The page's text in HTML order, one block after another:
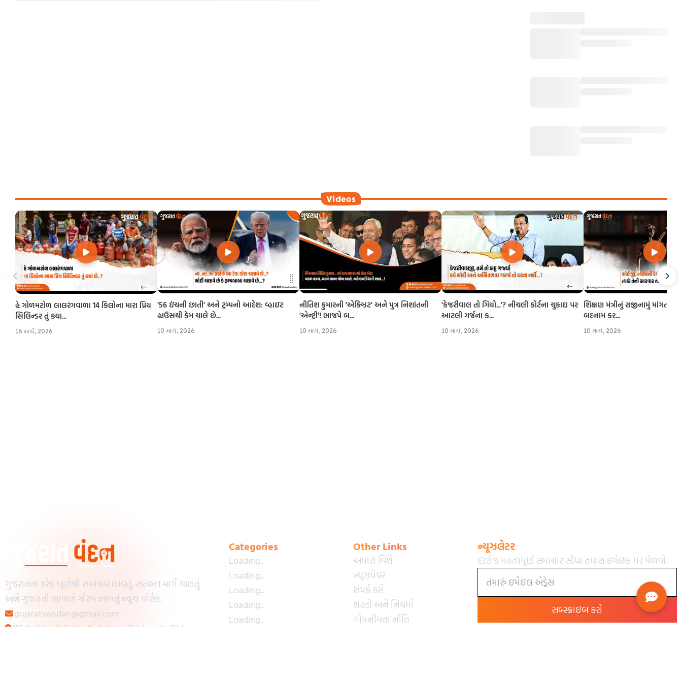
Videos
હે ગોળમટોળ લાલરંગવાળા 14 કિલોના મારા પ્રિય
સિલિન્ડર તું ક્યા...
16 માર્ચ, 2026
'56 ઇંચની છાતી' અને ટ્રમ્પનો આદેશ: વ્હાઇટ
હાઉસથી કેમ ચાલે છે...
10 માર્ચ, 2026
નીતિશ કુમારની 'એક્ઝિટ' અને પુત્ર નિશાંતની
'એન્ટ્રી'! ભાજપે બ...
10 માર્ચ, 2026
'કેજરીવાલ તો ગિયો...'? નીચલી કોર્ટના ચુકાદા પર
આટલી ગર્જના ક...
10 માર્ચ, 2026
શિક્ષણ મંત્રીનું રાજીનામું માંગતા
બદનામ કર...
10 માર્ચ, 2026
ગુજરાતના દરેક ખૂણેથી સમાચાર લાવતું, સત્યના માર્ગે ચાલતું
અને ગુજરાતી ભાષાને ગૌરવ આપતું ન્યૂઝ પોર્ટલ.
gujaratvandan@gmail.com
615, Lobby-2, Sakar-9, Ashram Rd, beside Old
Categories
Loading...
Loading...
Loading...
Loading...
Loading...
Other Links
અમારા વિશે
ન્યૂઝપેપર
સંપર્ક કરો
શરતો અને નિયમો
ગોપનીયતા નીતિ
ન્યૂઝલેટર
દરરોજ મહત્વપૂર્ણ સમાચાર સીધા તમારા ઇમેઇલ પર મેળવો.
સબ્સ્ક્રાઇબ કરો